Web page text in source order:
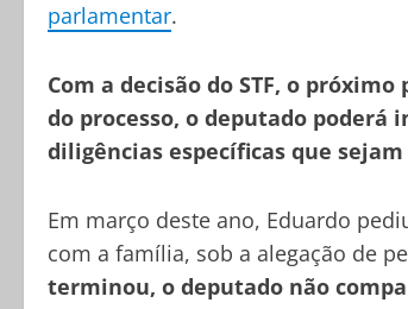
parlamentar.
Com a decisão do STF, o
do processo, o deputado
diligências específicas que
Em março deste ano, Eduardo
com a família, sob a alegação de
terminou, o deputado não